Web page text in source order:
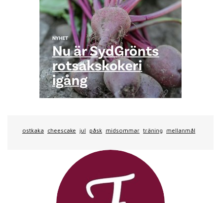
ostkaka cheescake jul påsk midsommar träning mellanmål